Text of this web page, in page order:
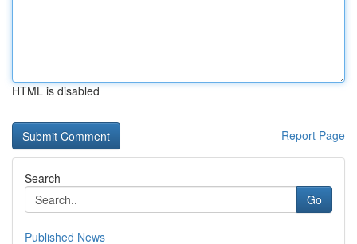
HTML is disabled
Report Page
Search
Go
Published News